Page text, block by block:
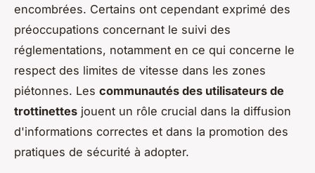
encombrées. Certains ont cependant exprimé des
préoccupations concernant le suivi des
réglementations, notamment en ce qui concerne le
respect des limites de vitesse dans les zones
piétonnes. Les communautés des utilisateurs de
trottinettes jouent un rôle crucial dans la diffusion
d'informations correctes et dans la promotion des
pratiques de sécurité à adopter.